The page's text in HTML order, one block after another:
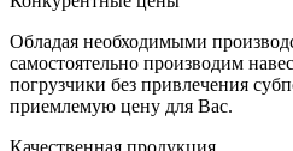
Обладая необходимыми
самостоятельно производим
погрузчики без привлечения
приемлемую цену для Вас.
Качественная продукция